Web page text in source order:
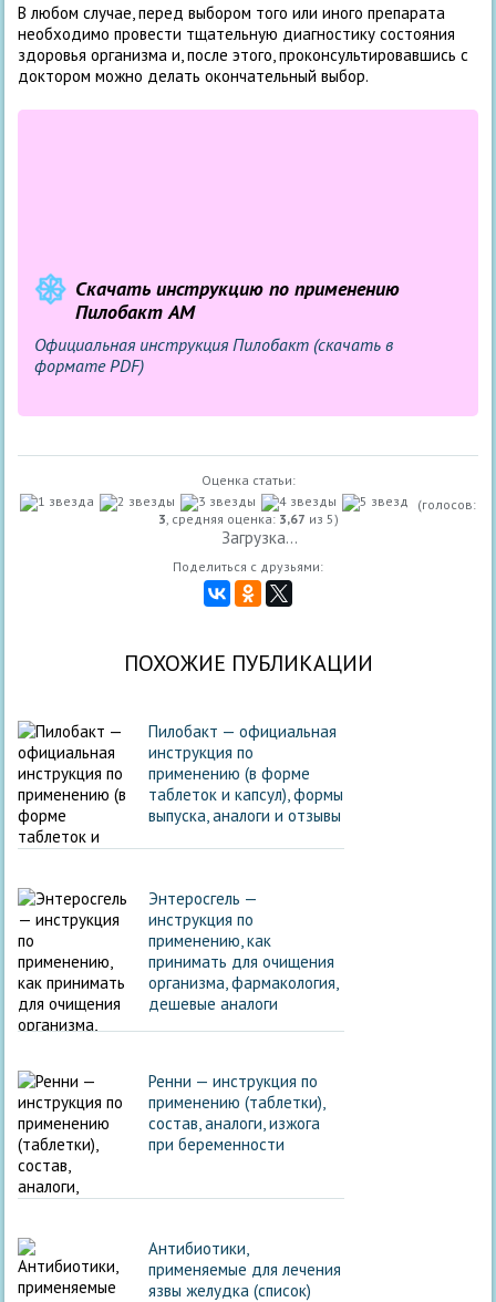
В любом случае, перед выбором того или иного препарата
необходимо провести тщательную диагностику состояния
здоровья организма и, после этого, проконсультировавшись с
доктором можно делать окончательный выбор.
Скачать инструкцию по применению
Пилобакт АМ
Официальная инструкция Пилобакт (скачать в
формате PDF)
Оценка статьи:
(голосов:
3, средняя оценка: 3,67 из 5)
Загрузка...
Поделиться с друзьями:
ПОХОЖИЕ ПУБЛИКАЦИИ
Пилобакт — официальная
инструкция по
применению (в форме
таблеток и капсул), формы
выпуска, аналоги и отзывы
Энтеросгель —
инструкция по
применению, как
принимать для очищения
организма, фармакология,
дешевые аналоги
Ренни — инструкция по
применению (таблетки),
состав, аналоги, изжога
при беременности
Антибиотики,
применяемые для лечения
язвы желудка (список)